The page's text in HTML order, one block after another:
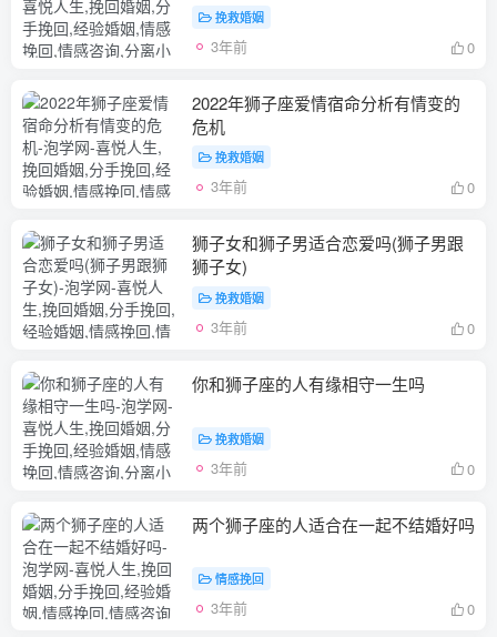
挽救婚姻
3年前 0
2022年狮子座爱情宿命分析有情变的
危机
挽救婚姻
3年前 0
狮子女和狮子男适合恋爱吗(狮子男跟
狮子女)
挽救婚姻
3年前 0
你和狮子座的人有缘相守一生吗
挽救婚姻
3年前 0
两个狮子座的人适合在一起不结婚好吗
情感挽回
3年前 0